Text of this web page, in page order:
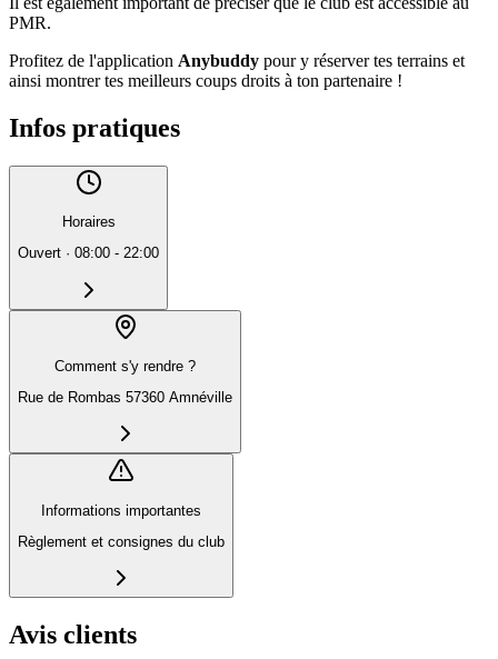
PMR.
Profitez de l'application Anybuddy pour y réserver tes terrains et
ainsi montrer tes meilleurs coups droits à ton partenaire !
Infos pratiques
Horaires
Ouvert · 08:00 - 22:00
Comment s'y rendre ?
Rue de Rombas 57360 Amnéville
Informations importantes
Règlement et consignes du club
Avis clients